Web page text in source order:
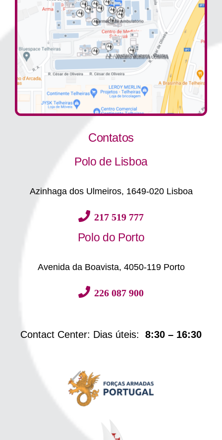
Contatos
Polo de Lisboa
Azinhaga dos Ulmeiros, 1649-020 Lisboa
217 519 777
Polo do Porto
Avenida da Boavista, 4050-119 Porto
226 087 900
Contact Center: Dias úteis: 8:30 – 16:30